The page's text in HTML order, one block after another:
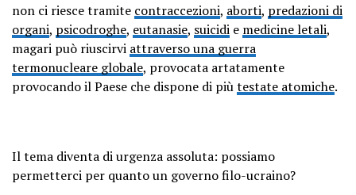
non ci riesce tramite contraccezioni, aborti, predazioni di
organi, psicodroghe, eutanasie, suicidi e medicine letali,
magari può riuscirvi attraverso una guerra
termonucleare globale, provocata artatamente
provocando il Paese che dispone di piùtestate atomiche.
Il tema diventa di urgenza assoluta: possiamo
permetterci per quanto un governo filo-ucraino?